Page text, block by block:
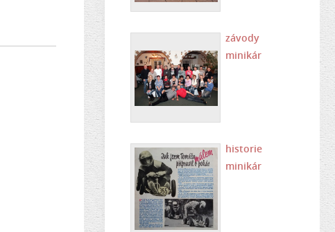
závody
minikár
historie
minikár